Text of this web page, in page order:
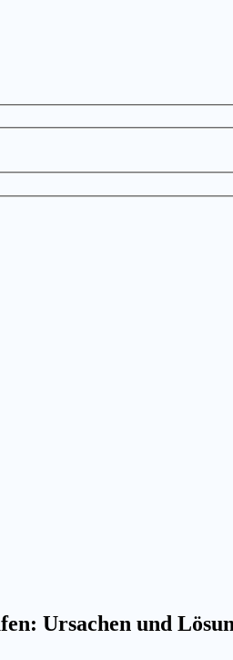
Ursachen und